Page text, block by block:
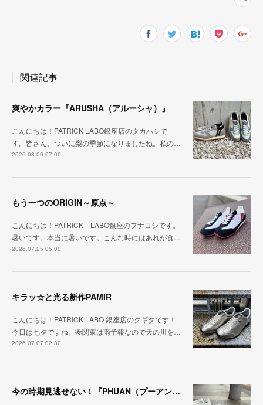
関連記事
爽やかカラー『ARUSHA（アルーシャ）』
こんにちは！PATRICK LABO銀座店のタカハシで
す。皆さん、ついに梨の季節になりましたね。私の…
2026.08.09 07:00
もう一つのORIGIN～原点～
こんにちは！PATRICK LABO銀座のフナコシです。
暑いです。本当に暑いです。こんな時にはあれが食…
2026.07.25 05:00
キラッ☆と光る新作PAMIR
こんにちは！PATRICK LABO 銀座店のクギタです！
今日は七夕ですね。🎋関東は雨予報なので天の川を…
2026.07.07 02:30
今の時期見逃せない！『PHUAN（プーアン）』